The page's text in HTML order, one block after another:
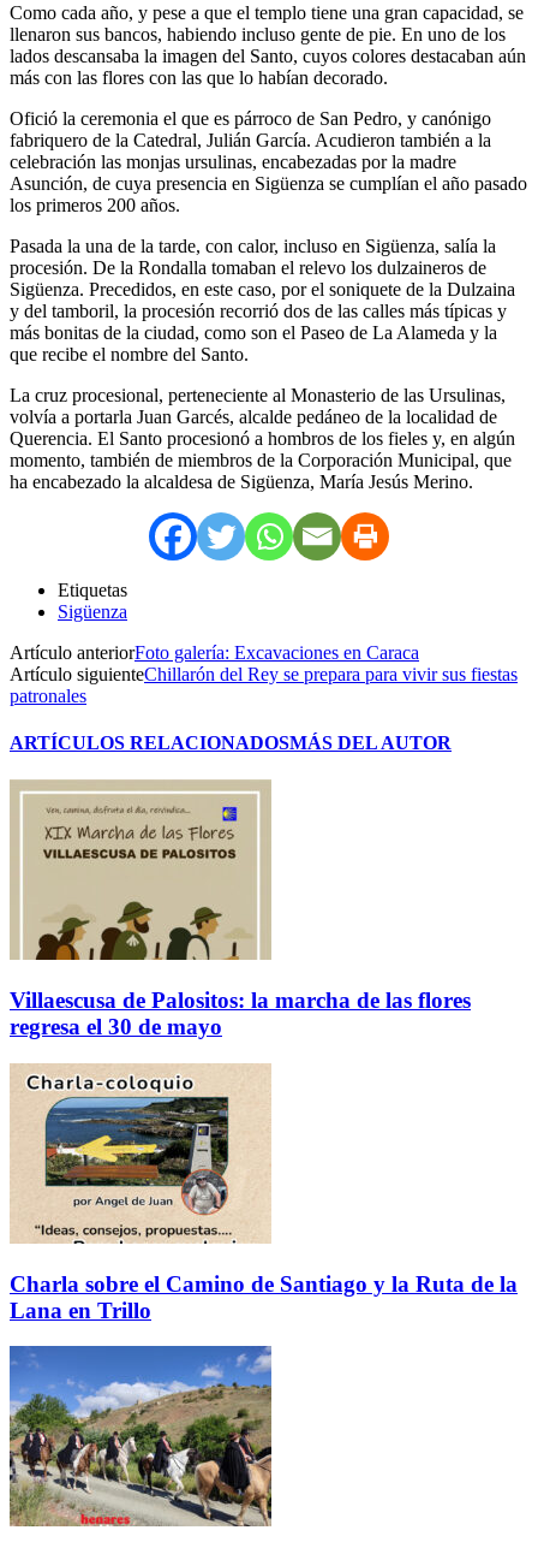
Como cada año, y pese a que el templo tiene una gran capacidad, se
llenaron sus bancos, habiendo incluso gente de pie. En uno de los
lados descansaba la imagen del Santo, cuyos colores destacaban aún
más con las flores con las que lo habían decorado.
Ofició la ceremonia el que es párroco de San Pedro, y canónigo
fabriquero de la Catedral, Julián García. Acudieron también a la
celebración las monjas ursulinas, encabezadas por la madre
Asunción, de cuya presencia en Sigüenza se cumplían el año pasado
los primeros 200 años.
Pasada la una de la tarde, con calor, incluso en Sigüenza, salía la
procesión. De la Rondalla tomaban el relevo los dulzaineros de
Sigüenza. Precedidos, en este caso, por el soniquete de la Dulzaina
y del tamboril, la procesión recorrió dos de las calles más típicas y
más bonitas de la ciudad, como son el Paseo de La Alameda y la
que recibe el nombre del Santo.
La cruz procesional, perteneciente al Monasterio de las Ursulinas,
volvía a portarla Juan Garcés, alcalde pedáneo de la localidad de
Querencia. El Santo procesionó a hombros de los fieles y, en algún
momento, también de miembros de la Corporación Municipal, que
ha encabezado la alcaldesa de Sigüenza, María Jesús Merino.
Etiquetas
Sigüenza
Artículo anteriorFoto galería: Excavaciones en Caraca
Artículo siguienteChillarón del Rey se prepara para vivir sus fiestas
patronales
ARTÍCULOS RELACIONADOSMÁS DEL AUTOR
Villaescusa de Palositos: la marcha de las flores
regresa el 30 de mayo
Charla sobre el Camino de Santiago y la Ruta de la
Lana en Trillo